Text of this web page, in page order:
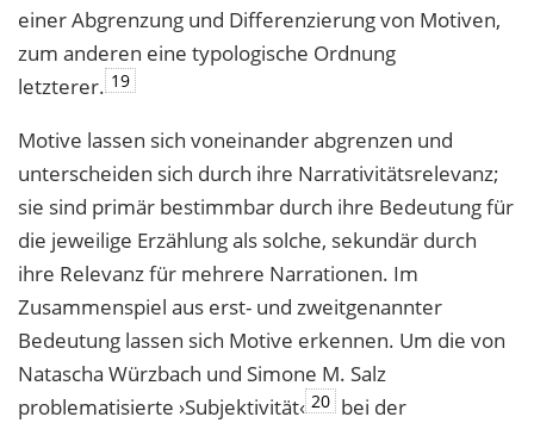
einer Abgrenzung und Differenzierung von Motiven,
zum anderen eine typologische Ordnung
letzterer. 19
Motive lassen sich voneinander abgrenzen und
unterscheiden sich durch ihre Narrativitätsrelevanz;
sie sind primär bestimmbar durch ihre Bedeutung für
die jeweilige Erzählung als solche, sekundär durch
ihre Relevanz für mehrere Narrationen. Im
Zusammenspiel aus erst- und zweitgenannter
Bedeutung lassen sich Motive erkennen. Um die von
Natascha Würzbach und Simone M. Salz
problematisierte ›Subjektivität‹ 20 bei der